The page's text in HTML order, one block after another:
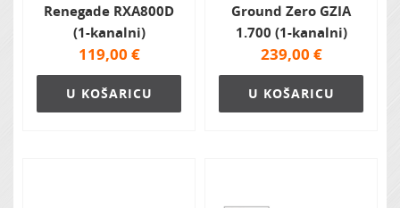
Renegade RXA800D
(1-kanalni)
119,00 €
U KOŠARICU
Ground Zero GZIA
1.700 (1-kanalni)
239,00 €
U KOŠARICU